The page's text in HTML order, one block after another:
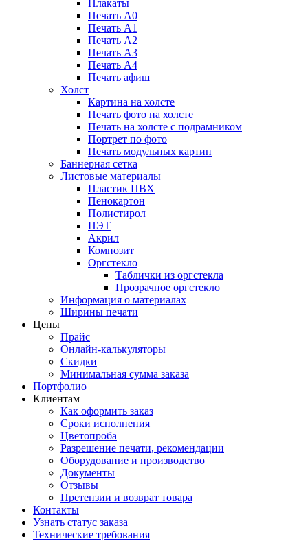
Плакаты
Печать А0
Печать А1
Печать А2
Печать А3
Печать А4
Печать афиш
Холст
Картина на холсте
Печать фото на холсте
Печать на холсте с подрамником
Портрет по фото
Печать модульных картин
Баннерная сетка
Листовые материалы
Пластик ПВХ
Пенокартон
Полистирол
ПЭТ
Акрил
Композит
Оргстекло
Таблички из оргстекла
Прозрачное оргстекло
Информация о материалах
Ширины печати
Цены
Прайс
Онлайн-калькуляторы
Скидки
Минимальная сумма заказа
Портфолио
Клиентам
Как оформить заказ
Сроки исполнения
Цветопроба
Разрешение печати, рекомендации
Оборудование и производство
Документы
Отзывы
Претензии и возврат товара
Контакты
Узнать статус заказа
Технические требования